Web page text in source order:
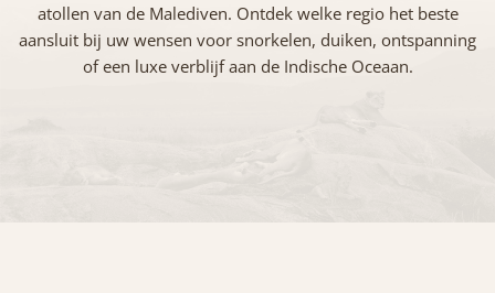
atollen van de Malediven. Ontdek welke regio het beste
aansluit bij uw wensen voor snorkelen, duiken, ontspanning
of een luxe verblijf aan de Indische Oceaan.